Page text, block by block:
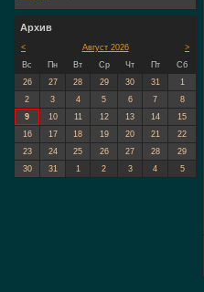
Архив
< >
Август 2026
Вс
Пн Вт Ср Чт Пт
Сб
26
27 28 29 30 31
1
2
3 4 5 6 7
8
9
10 11 12 13 14
15
16
17 18 19 20 21
22
23
24 25 26 27 28
29
30
31 1 2 3 4 5